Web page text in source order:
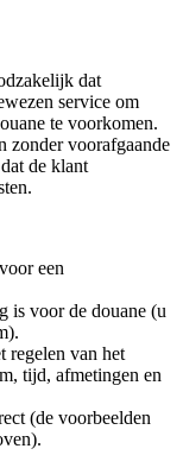
dat
service om
te voorkomen.
zonder voorafgaande
de klant
een
is voor de douane (u
regelen van het
tijd, afmetingen en
(de voorbeelden